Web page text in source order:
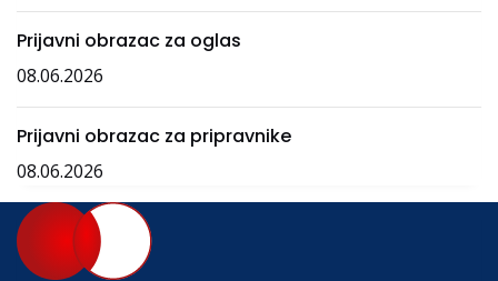
Prijavni obrazac za oglas
08.06.2026
Prijavni obrazac za pripravnike
08.06.2026